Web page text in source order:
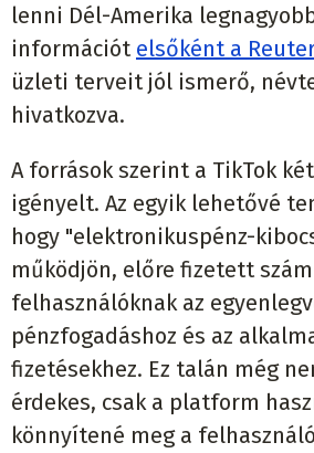
lenni Dél-Amerika
információt elsőként a
üzleti terveit jól ismerő,
hivatkozva.
A források szerint a TikTok
igényelt. Az egyik lehetővé
hogy "elektronikuspénz-
működjön, előre fizetett
felhasználóknak az
pénzfogadáshoz és az
fizetésekhez. Ez talán még
érdekes, csak a platform
könnyítené meg a